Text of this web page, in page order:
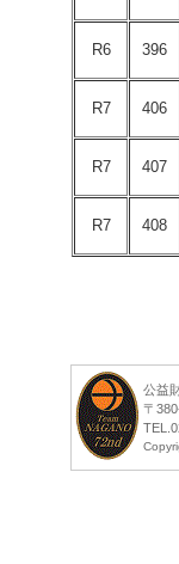
R6 396
R7 406
R7 407
R7 408
公益
〒